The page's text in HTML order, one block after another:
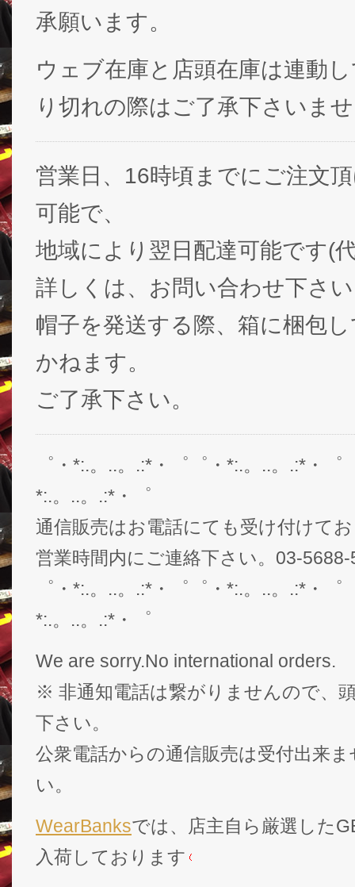
承願います。
ウェブ在庫と店頭在庫は連動
り切れの際はご了承下さいま
営業日、16時頃までにご注文
可能で、
地域により翌日配達可能です(
詳しくは、お問い合わせ下さ
帽子を発送する際、箱に梱包
かねます。
ご了承下さい。
゜・*:.。..。.:*・゜゜・*:.。..。.:*・
*:.。..。.:*・゜
通信販売はお電話にても受け付けて
営業時間内にご連絡下さい。03-5688-
゜・*:.。..。.:*・゜゜・*:.。..。.:*・
*:.。..。.:*・゜
We are sorry.No international orders.
※ 非通知電話は繋がりませんので、
下さい。
公衆電話からの通信販売は受付出来
い。
WearBanksでは、店主自ら厳選した
入荷しております